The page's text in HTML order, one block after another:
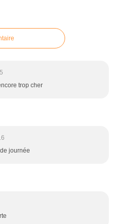
trop cher
journée